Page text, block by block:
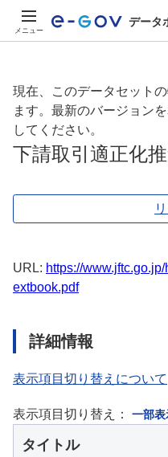
メニュー
データ
現在、このデータセット
ます。最新のバージョンを
してください。
下請取引適正化
URL: https://
extbook.pdf
詳細情報
表示項目切り替えについて
表示項目切り替え： 一部表
タイトル